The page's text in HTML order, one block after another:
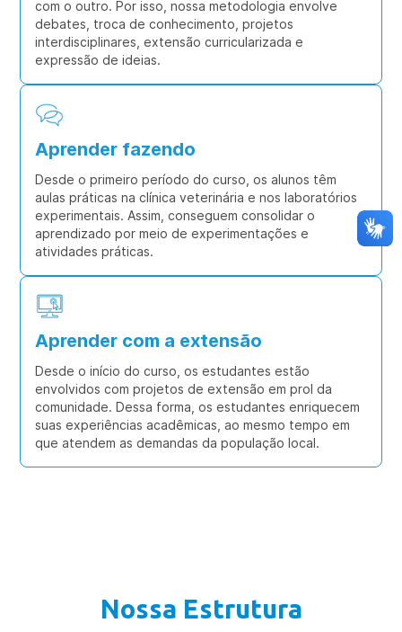
com o outro. Por isso, nossa metodologia envolve
debates, troca de conhecimento, projetos
interdisciplinares, extensão curricularizada e
expressão de ideias.
Aprender fazendo
Desde o primeiro período do curso, os alunos têm
aulas práticas na clínica veterinária e nos laboratórios
experimentais. Assim, conseguem consolidar o
aprendizado por meio de experimentações e
atividades práticas.
Aprender com a extensão
Desde o início do curso, os estudantes estão
envolvidos com projetos de extensão em prol da
comunidade. Dessa forma, os estudantes enriquecem
suas experiências acadêmicas, ao mesmo tempo em
que atendem as demandas da população local.
Nossa Estrutura